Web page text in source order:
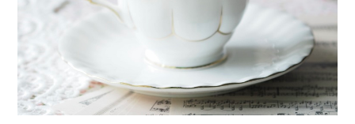
MAN
ボディエステ
メンズ脱毛脱毛